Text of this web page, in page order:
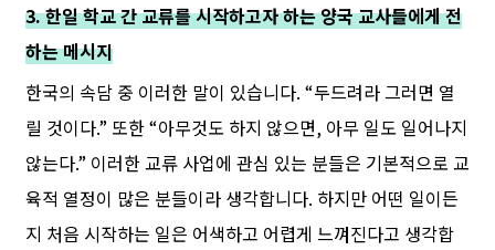
3. 한일 학교 간 교류를 시작하고자 하는 양국 교사들에게 전
하는 메시지
한국의 속담 중 이러한 말이 있습니다. “두드려라 그러면 열
릴 것이다.” 또한 “아무것도 하지 않으면, 아무 일도 일어나지
않는다.” 이러한 교류 사업에 관심 있는 분들은 기본적으로 교
육적 열정이 많은 분들이라 생각합니다. 하지만 어떤 일이든
지 처음 시작하는 일은 어색하고 어렵게 느껴진다고 생각합